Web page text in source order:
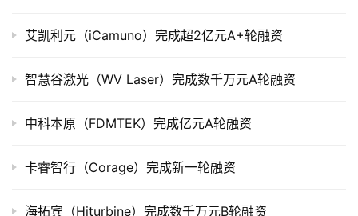
创
学
院
艾凯利元（iCamuno）完成超2亿元A+轮融资
智慧谷激光（WV Laser）完成数千万元A轮融资
中科本原（FDMTEK）完成亿元A轮融资
卡睿智行（Corage）完成新一轮融资
海拓宾（Hiturbine）完成数千万元B轮融资